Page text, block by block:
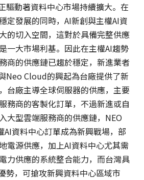
驅動著資料中心市場持續擴大。在
定發展的同時，AI新創與主權AI資
的切入空間，這對於具備完整供應
一大市場利基。因此在主權AI趨勢
商的供應鏈已趨於穩定，新進業者
Neo Cloud的興起為台廠提供了新
台廠主導全球伺服器的供應，主要
務商的客製化訂單，不過新進或自
大型雲端服務商的供應鏈，NEO
資料中心訂單成為新興戰場，部
電源供應，加上AI資料中心尤其需
力供應的系統整合能力，而台灣具
勢，可搶攻新興資料中心區域市